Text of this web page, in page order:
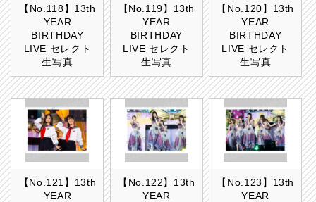
【No.118】13th
YEAR
BIRTHDAY
LIVE セレクト
生写真
【No.119】13th
YEAR
BIRTHDAY
LIVE セレクト
生写真
【No.120】13th
YEAR
BIRTHDAY
LIVE セレクト
生写真
【No.121】13th
YEAR
【No.122】13th
YEAR
【No.123】13th
YEAR